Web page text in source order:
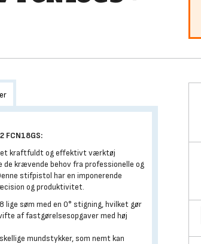
FCN18GS:
kraftfuldt og effektivt værktøj
krævende behov fra professionelle og
stifpistol har en imponerende
og produktivitet.
lige søm med en 0° stigning, hvilket gør
af fastgørelsesopgaver med høj
mundstykker, som nemt kan